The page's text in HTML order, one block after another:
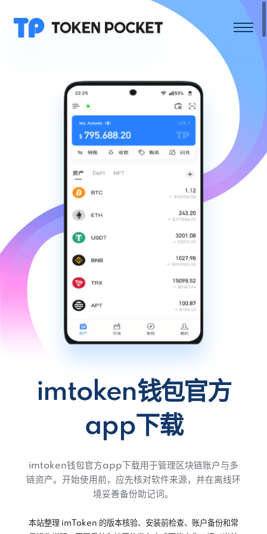
imtoken钱包官方
app下载
imtoken钱包官方app下载用于管理区块链账户与多
链资产。开始使用前，应先核对软件来源，并在离线环
境妥善备份助记词。
本站整理 imToken 的版本核验、安装前检查、账户备份和常